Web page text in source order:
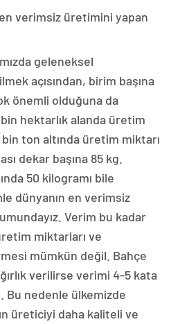
verimsiz üretimini yapan
geleneksel
açısından, birim başına
önemli olduğuna da
hektarlık alanda üretim
ton altında üretim miktarı
dekar başına 85 kg.
50 kilogramı bile
dünyanın en verimsiz
Verim bu kadar
miktarları ve
mümkün değil. Bahçe
verilirse verimi 4-5 kata
Bu nedenle ülkemizde
üreticiyi daha kaliteli ve